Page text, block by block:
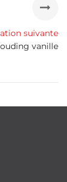
suivante
vanille